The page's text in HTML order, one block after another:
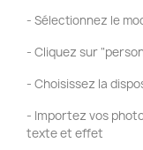
- Sélectionnez le
- Cliquez sur
- Choisissez la
- Importez vos
texte et effet